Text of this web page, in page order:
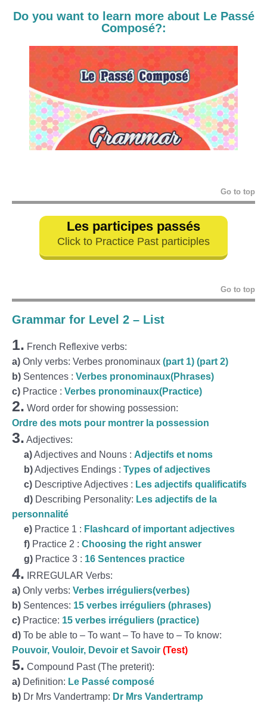
Do you want to learn more about Le Passé
Composé?:
Go to top
Les participes passés
Click to Practice Past participles
Go to top
Grammar for Level 2 – List
1. French Reflexive verbs:
a) Only verbs: Verbes pronominaux (part 1) (part 2)
b) Sentences : Verbes pronominaux(Phrases)
c) Practice : Verbes pronominaux(Practice)
2. Word order for showing possession:
Ordre des mots pour montrer la possession
3. Adjectives:
a)Adjectives and Nouns : Adjectifs et noms
b)Adjectives Endings : Types of adjectives
c) Descriptive Adjectives : Les adjectifs qualificatifs
d) Describing Personality: Les adjectifs de la
personnalité
e) Practice 1 : Flashcard of important adjectives
f) Practice 2 : Choosing the right answer
g) Practice 3 : 16 Sentences practice
4. IRREGULAR Verbs:
a) Only verbs: Verbes irréguliers(verbes)
b) Sentences: 15 verbes irréguliers (phrases)
c) Practice: 15 verbes irréguliers (practice)
d) To be able to – To want – To have to – To know:
Pouvoir, Vouloir, Devoir et Savoir (Test)
5. Compound Past (The preterit):
a) Definition: Le Passé composé
b) Dr Mrs Vandertramp: Dr Mrs Vandertramp